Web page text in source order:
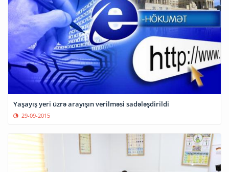
Yaşayış yeri üzrə arayışın verilməsi sadələşdirildi
29-09-2015